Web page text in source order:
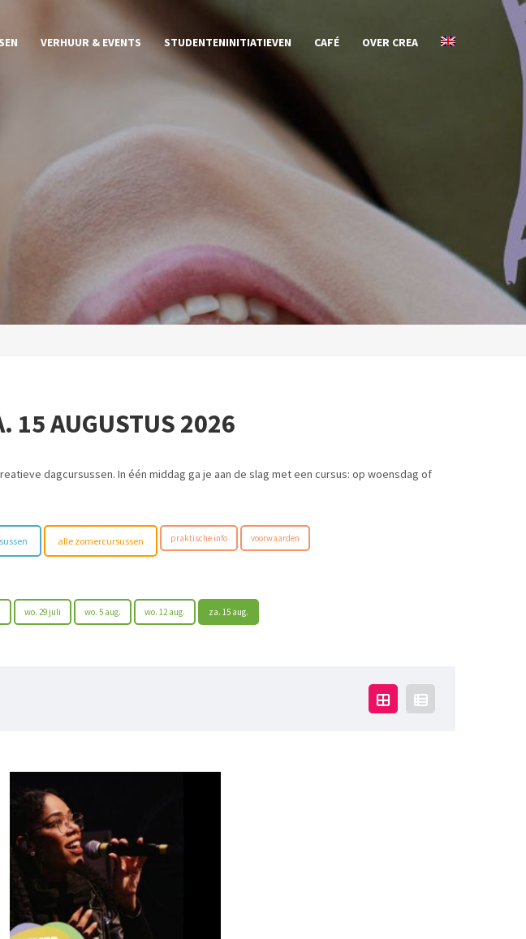
VERHUUR & EVENTS STUDENTENINITIATIEVEN CAFÉ OVER CREA
15 AUGUSTUS 2026
dagcursussen. In één middag ga je aan de slag met een cursus: op woensdag of
alle zomercursussen praktische info voorwaarden
wo. 29 juli wo. 5 aug. wo. 12 aug. za. 15 aug.